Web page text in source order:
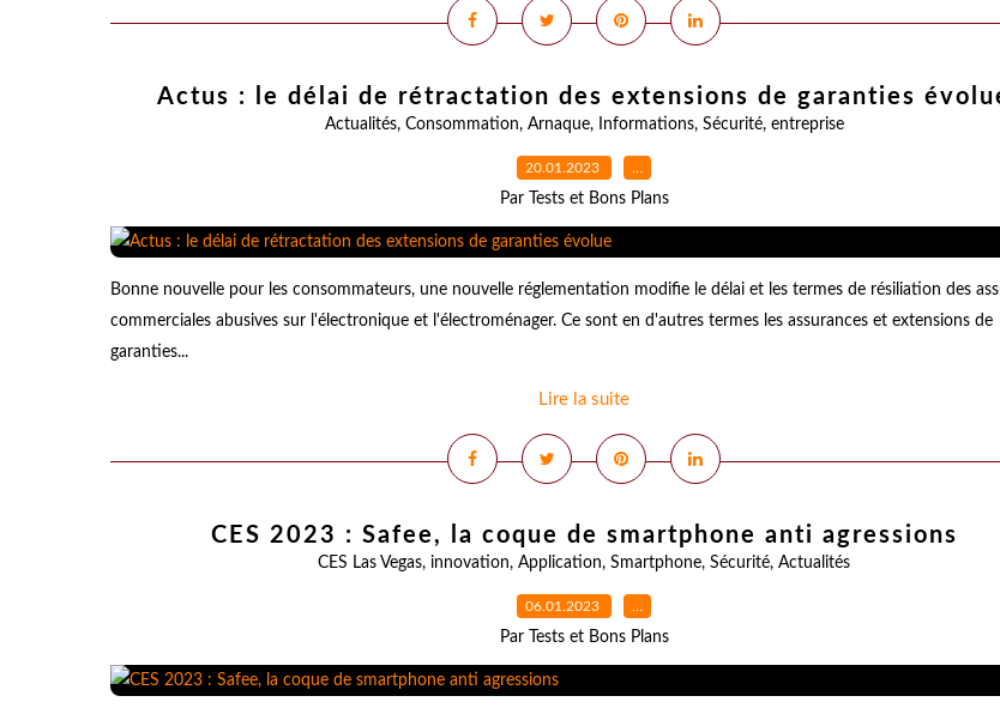
Actus : le délai de rétractation des extensions de garanties
Actualités, Consommation, Arnaque, Informations, Sécurité, entreprise
20.01.2023 …
Par Tests et Bons Plans
Bonne nouvelle pour les consommateurs, une nouvelle réglementation modifie le délai et les termes de résiliation des
commerciales abusives sur l'électronique et l'électroménager. Ce sont en d'autres termes les assurances et extensions de
garanties...
Lire la suite
CES 2023 : Safee, la coque de smartphone anti agressions
CES Las Vegas, innovation, Application, Smartphone, Sécurité, Actualités
06.01.2023 …
Par Tests et Bons Plans